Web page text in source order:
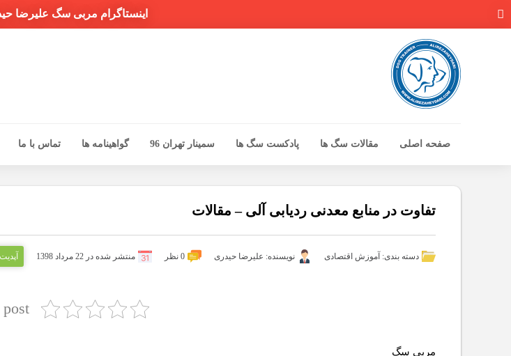
اینستاگرام مربی سگ علیرضا
صفحه اصلی مقالات سگ ها پادکست سگ ها سمینار تهران 96 گواهینامه ها تماس با ما
مقالات سگ ها
پادکست سگ هاتفاوت در منابع معدنی ردیابی آلی – مقالات
دسته بندی: آموزش اقتصادی نویسنده: علیرضا حیدری 0 نظر منتشر شده در 22 مرداد 1398 آپدیت
مربی سگ